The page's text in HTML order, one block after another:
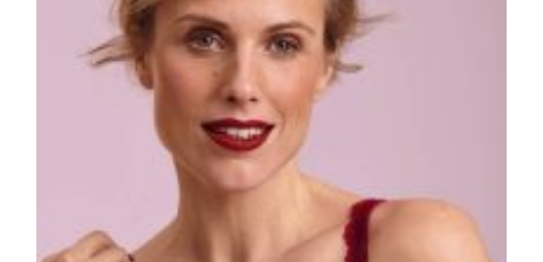
HOME
SHOP
OVER ONS
MERKEN
NIEUWS